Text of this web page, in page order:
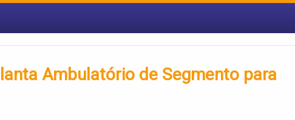
Ambulatório de Segmento para